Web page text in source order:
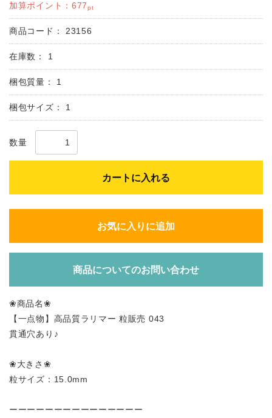
加算ポイント： 677pt
商品コード： 23156
在庫数： 1
梱包質量： 1
梱包サイズ： 1
数量
カートに入れる
お気に入りに追加
商品についてのお問い合わせ
❀商品名❀
【一点物】高品質ラリマー 粒販売 043
貫通穴あり♪
❀大きさ❀
粒サイズ：15.0mm
ーーーーーーーーーーーーーーー